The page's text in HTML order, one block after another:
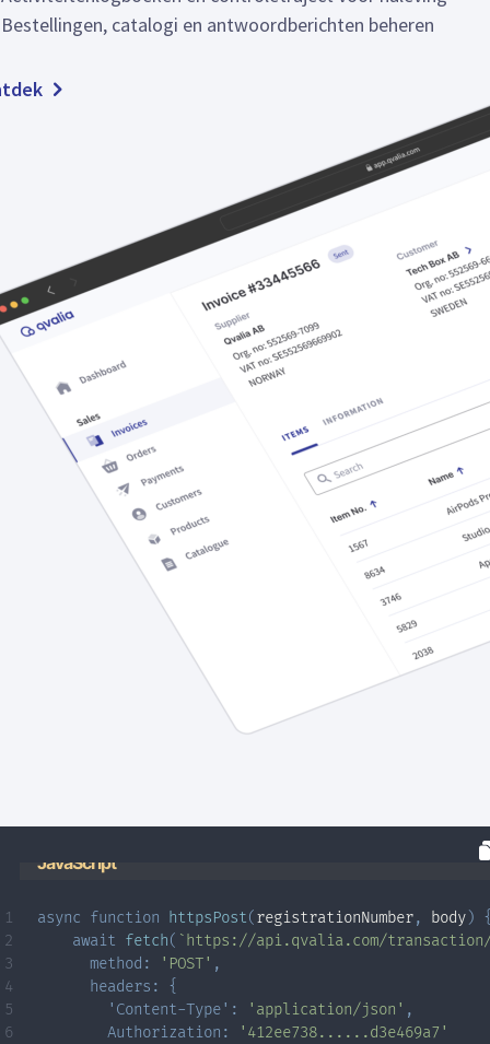
Bestellingen, catalogi en antwoordberichten beheren
JavaScript
async function httpsPost( registrationNumber, body)
await fetch( ` https://api.qvalia.com/
method : 'POST' ,
headers :
{
'Content-Type' : 'application/json' ,
Authorization :
'412ee738......d3e469a7'